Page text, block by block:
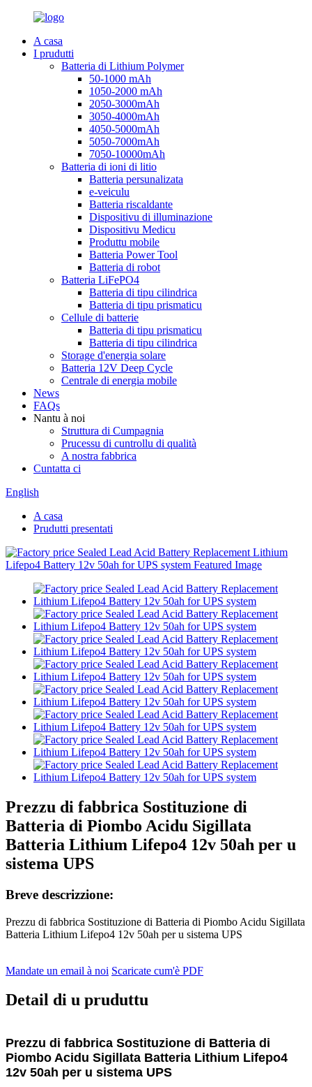
A casa
I prudutti
Batteria di Lithium Polymer
50-1000 mAh
1050-2000 mAh
2050-3000mAh
3050-4000mAh
4050-5000mAh
5050-7000mAh
7050-10000mAh
Batteria di ioni di litio
Batteria persunalizata
e-veiculu
Batteria riscaldante
Dispositivu di illuminazione
Dispositivu Medicu
Produttu mobile
Batteria Power Tool
Batteria di robot
Batteria LiFePO4
Batteria di tipu cilindrica
Batteria di tipu prismaticu
Cellule di batterie
Batteria di tipu prismaticu
Batteria di tipu cilindrica
Storage d'energia solare
Batteria 12V Deep Cycle
Centrale di energia mobile
News
FAQs
Nantu à noi
Struttura di Cumpagnia
Prucessu di cuntrollu di qualità
A nostra fabbrica
Cuntatta ci
English
A casa
Prudutti presentati
Prezzu di fabbrica Sostituzione di
Batteria di Piombo Acidu Sigillata
Batteria Lithium Lifepo4 12v 50ah per u
sistema UPS
Breve descrizzione:
Prezzu di fabbrica Sostituzione di Batteria di Piombo Acidu Sigillata
Batteria Lithium Lifepo4 12v 50ah per u sistema UPS
Mandate un email à noi Scaricate cum'è PDF
Detail di u pruduttu
Prezzu di fabbrica Sostituzione di Batteria di
Piombo Acidu Sigillata Batteria Lithium Lifepo4
12v 50ah per u sistema UPS